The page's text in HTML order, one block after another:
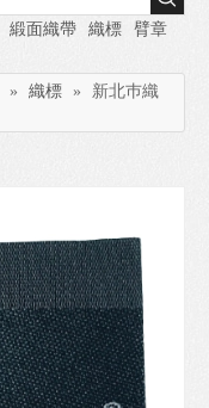
緞面織帶 織標 臂章
» 織標 »
新北巿織